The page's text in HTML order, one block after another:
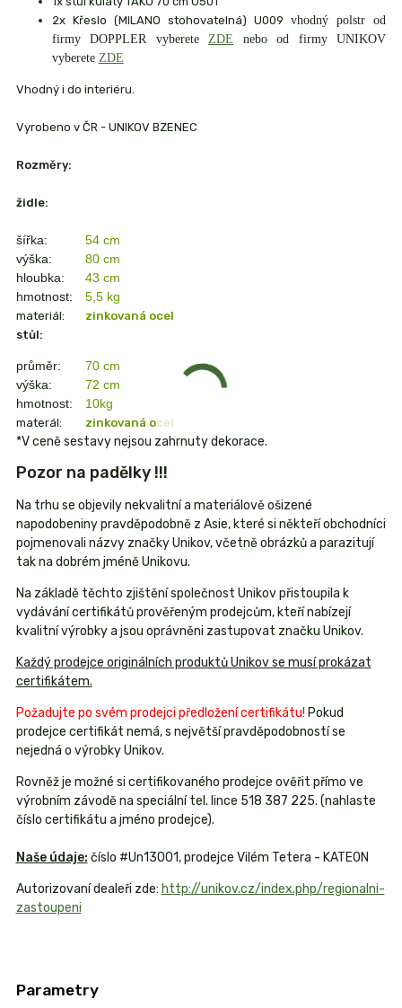
2x Křeslo (MILANO stohovatelná) U009vhodný polstr od
firmy DOPPLER vybereteZDE nebo od firmy UNIKOV
vyberete ZDE
Vhodný i do interiéru.
Vyrobeno v ČR - UNIKOV BZENEC
Rozměry:
židle:
šířka:
54 cm
výška:
80 cm
hloubka:
43 cm
hmotnost:
5,5 kg
materiál:
zinkovaná ocel
stůl:
průměr:
70 cm
výška:
72 cm
hmotnost:
10kg
materál: zinkovaná ocel
*V ceně sestavy nejsou zahrnuty dekorace.
Pozor na padělky !!!
Na trhu se objevily nekvalitní a materiálově ošizené
napodobeniny pravděpodobně z Asie, které si někteří obchodníci
pojmenovali názvy značky Unikov, včetně obrázků a parazitují
tak na dobrém jméně Unikovu.
Na základě těchto zjištění společnost Unikov přistoupila k
vydávání certifikátů prověřeným prodejcům, kteří nabízejí
kvalitní výrobky a jsou oprávněni zastupovat značku Unikov.
Každý prodejce originálních produktů Unikov se musí prokázat
certifikátem.
Požadujte po svém prodejci předložení certifikátu! Pokud
prodejce certifikát nemá, s největší pravděpodobností se
nejedná o výrobky Unikov.
Rovněž je možné si certifikovaného prodejce ověřit přímo ve
výrobním závodě na speciální tel. lince 518 387 225. (nahlaste
číslo certifikátu a jméno prodejce).
Naše údaje: číslo #Un13001, prodejce Vilém Tetera - KATEON
Autorizovaní dealeři zde: http://unikov.cz/index.php/regionalni-
zastoupeni
Parametry